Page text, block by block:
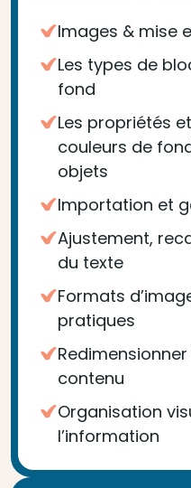
Images & mise
Les types de
fond
Les propriétés
couleurs de
objets
Importation et
Ajustement,
du texte
Formats
pratiques
contenu
Organisation
l’information